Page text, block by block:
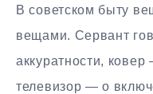
В советском быту
вещами. Сервант
аккуратности,
телевизор — о